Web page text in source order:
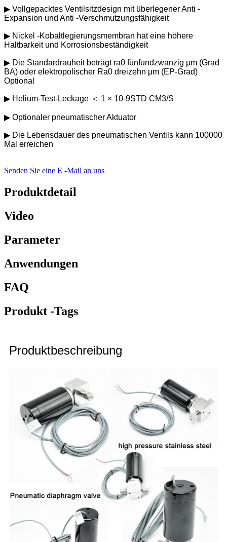
▶ Vollgepacktes Ventilsitzdesign mit überlegener Anti -
Expansion und Anti -Verschmutzungsfähigkeit
▶ Nickel -Kobaltlegierungsmembran hat eine höhere
Haltbarkeit und Korrosionsbeständigkeit
▶ Die Standardrauheit beträgt ra0 fünfundzwanzig μm (Grad
BA) oder elektropolischer Ra0 dreizehn μm (EP-Grad)
Optional
▶ Helium-Test-Leckage ＜ 1 × 10-9STD CM3/S
▶ Optionaler pneumatischer Aktuator
▶ Die Lebensdauer des pneumatischen Ventils kann 100000
Mal erreichen
Senden Sie eine E -Mail an uns
Produktdetail
Video
Parameter
Anwendungen
FAQ
Produkt -Tags
Produktbeschreibung